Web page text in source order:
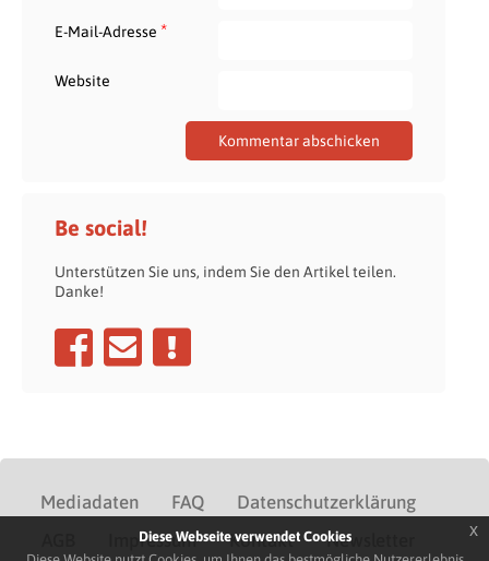
E-Mail-Adresse *
Website
Be social!
Unterstützen Sie uns, indem Sie den Artikel teilen.
Danke!
Mediadaten FAQ
Datenschutzerklärung
Impressum Kontakt Newsletter
Diese Webseite verwendet Cookies
x